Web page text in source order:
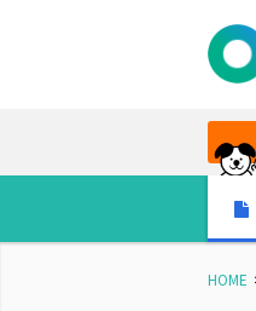
HOME